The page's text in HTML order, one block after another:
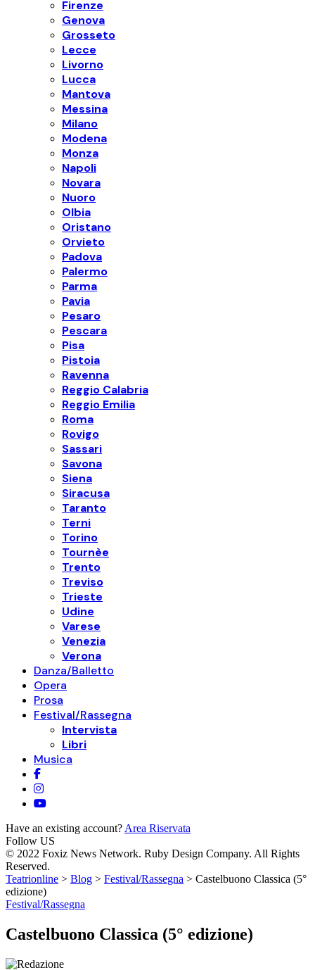
Firenze
Genova
Grosseto
Lecce
Livorno
Lucca
Mantova
Messina
Milano
Modena
Monza
Napoli
Novara
Nuoro
Olbia
Oristano
Orvieto
Padova
Palermo
Parma
Pavia
Pesaro
Pescara
Pisa
Pistoia
Ravenna
Reggio Calabria
Reggio Emilia
Roma
Rovigo
Sassari
Savona
Siena
Siracusa
Taranto
Terni
Torino
Tournèe
Trento
Treviso
Trieste
Udine
Varese
Venezia
Verona
Danza/Balletto
Opera
Prosa
Festival/Rassegna
Intervista
Libri
Musica
Have an existing account? Area Riservata
Follow US
© 2022 Foxiz News Network. Ruby Design Company. All Rights
Reserved.
Teatrionline > Blog > Festival/Rassegna > Castelbuono Classica (5°
edizione)
Festival/Rassegna
Castelbuono Classica (5° edizione)